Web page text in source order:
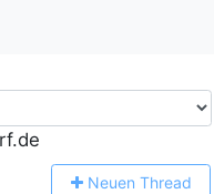
Neuen Thread